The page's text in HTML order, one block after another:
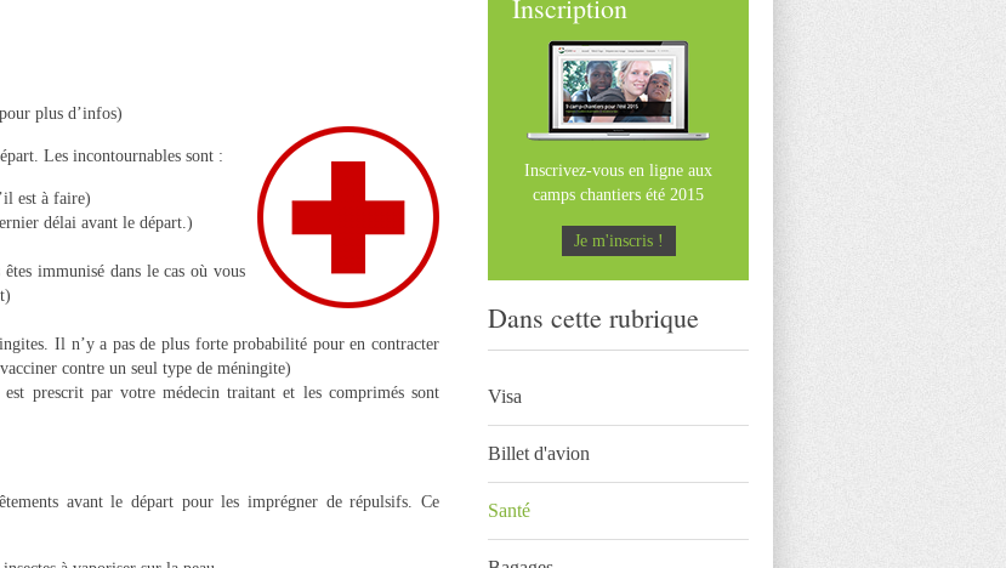
plus d’infos)
Les incontournables sont :
est à faire)
délai avant le départ.)
immunisé dans le cas où vous
Il n’y a pas de plus forte probabilité pour en contracter
contre un seul type de méningite)
prescrit par votre médecin traitant et les comprimés sont
avant le départ pour les imprégner de répulsifs. Ce
Inscription
Inscrivez-vous en ligne aux
camps chantiers été 2015
Je m'inscris !
Dans cette rubrique
Visa
Billet d'avion
Santé